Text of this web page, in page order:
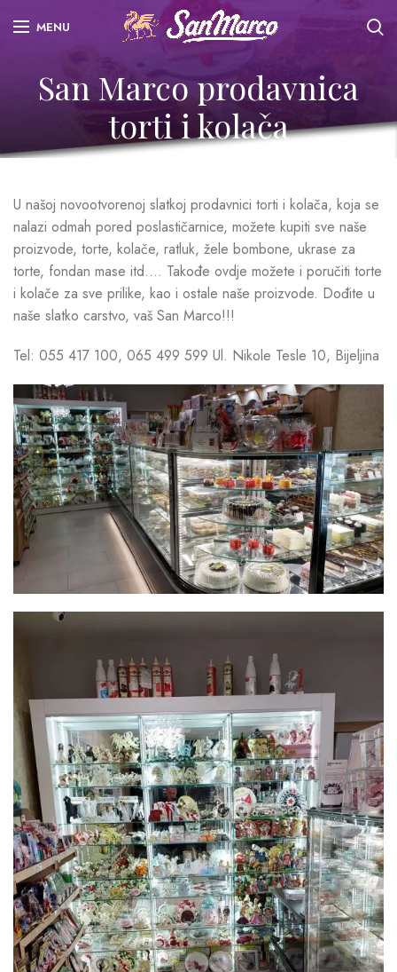
MENU
San Marco prodavnica
torti i kolača
U našoj novootvorenoj slatkoj prodavnici torti i kolača, koja se
nalazi odmah pored poslastičarnice, možete kupiti sve naše
proizvode, torte, kolače, ratluk, žele bombone, ukrase za
torte, fondan mase itd…. Takođe ovdje možete i poručiti torte
i kolače za sve prilike, kao i ostale naše proizvode. Dođite u
naše slatko carstvo, vaš San Marco!!!
Tel: 055 417 100, 065 499 599 Ul. Nikole Tesle 10, Bijeljina